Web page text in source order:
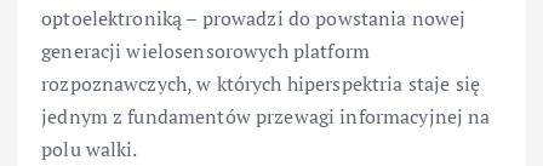
optoelektroniką – prowadzi do powstania nowej
generacji wielosensorowych platform
rozpoznawczych, w których hiperspektria staje się
jednym z fundamentów przewagi informacyjnej na
polu walki.